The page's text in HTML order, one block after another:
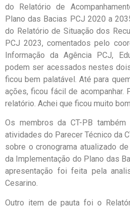
do Relatório de
Plano das Bacias PCJ 2020 a
do Relatório de Situação dos
PCJ 2023, comentados pelo
Informação da Agência PCJ,
podem ser acessados nestes
ficou bem palatável. Até para
ações, ficou fácil de acompanhar.
relatório. Achei que ficou muito
Os membros da CT-PB
atividades do Parecer Técnico da
sobre o cronograma atualizado
da Implementação do Plano das
apresentação foi feita pela
Cesarino.
Outro item de pauta foi o